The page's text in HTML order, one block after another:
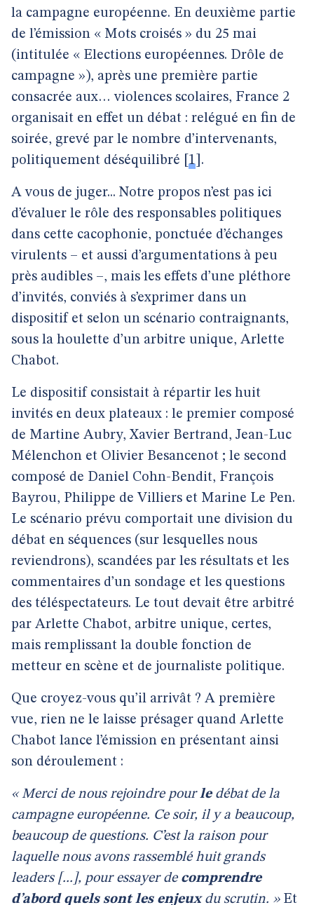
la campagne européenne. En deuxième partie
de l’émission « Mots croisés » du 25 mai
(intitulée « Elections européennes. Drôle de
campagne »), après une première partie
consacrée aux… violences scolaires, France 2
organisait en effet un débat : relégué en fin de
soirée, grevé par le nombre d’intervenants,
politiquement déséquilibré
1 .
A vous de juger... Notre propos n’est pas ici
d’évaluer le rôle des responsables politiques
dans cette cacophonie, ponctuée d’échanges
virulents – et aussi d’argumentations à peu
près audibles –, mais les effets d’une pléthore
d’invités, conviés à s’exprimer dans un
dispositif et selon un scénario contraignants,
sous la houlette d’un arbitre unique, Arlette
Chabot.
Le dispositif consistait à répartir les huit
invités en deux plateaux : le premier composé
de Martine Aubry, Xavier Bertrand, Jean-Luc
Mélenchon et Olivier Besancenot ; le second
composé de Daniel Cohn-Bendit, François
Bayrou, Philippe de Villiers et Marine Le Pen.
Le scénario prévu comportait une division du
débat en séquences (sur lesquelles nous
reviendrons), scandées par les résultats et les
commentaires d’un sondage et les questions
des téléspectateurs. Le tout devait être arbitré
par Arlette Chabot, arbitre unique, certes,
mais remplissant la double fonction de
metteur en scène et de journaliste politique.
Que croyez-vous qu’il arrivât ? A première
vue, rien ne le laisse présager quand Arlette
Chabot lance l’émission en présentant ainsi
son déroulement :
« Merci de nous rejoindre pourle débat de la
campagne européenne. Ce soir, il y a beaucoup,
beaucoup de questions. C’est la raison pour
laquelle nous avons rassemblé huit grands
leaders [...], pour essayer de comprendre
d’abord quels sont les enjeux du scrutin. » Et